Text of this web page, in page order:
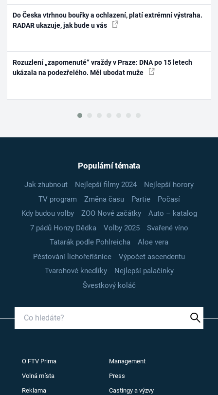
Do Česka vtrhnou bouřky a ochlazení, platí extrémní výstraha.
RADAR ukazuje, jak bude u vás
Rozuzlení „zapomenuté“ vraždy v Praze: DNA po 15 letech
ukázala na podezřelého. Měl ubodat muže
Populární témata
Jak zhubnout Nejlepší filmy 2024
Nejlepší horory
TV program
Změna času Partie
Počasí
Kdy budou volby
ZOO Nové začátky
Auto – katalog
7 pádů Honzy Dědka
Volby 2025
Svařené víno
Tatarák podle Pohlreicha
Aloe vera
Pěstování lichořeřišnice
Výpočet ascendentu
Tvarohové knedlíky
Nejlepší palačinky
Švestkový koláč
O FTV Prima Management
Volná místa Press
Reklama Castingy a výzvy